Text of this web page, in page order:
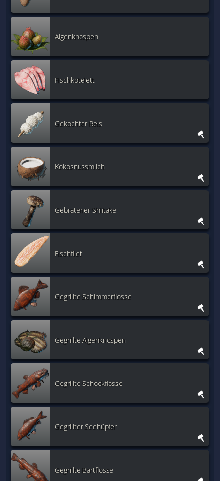
Algenknospen
Fischkotelett
Gekochter Reis
Kokosnussmilch
Gebratener Shiitake
Fischfilet
Gegrillte Schimmerflosse
Gegrillte Algenknospen
Gegrillte Schockflosse
Gegrillter Seehüpfer
Gegrillte Bartflosse